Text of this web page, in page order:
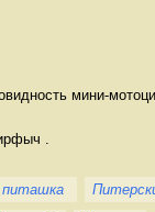
мини-
.
питашка